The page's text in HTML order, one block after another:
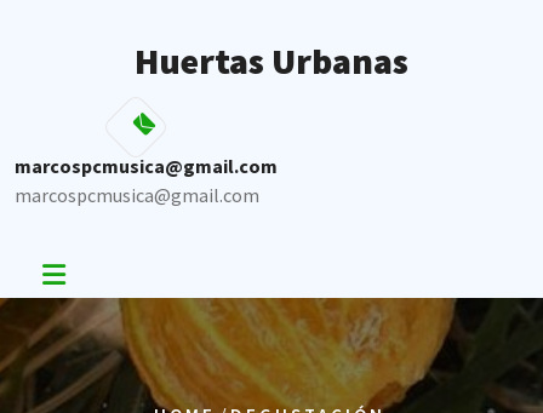
Huertas Urbanas
marcospcmusica@gmail.com
marcospcmusica@gmail.com